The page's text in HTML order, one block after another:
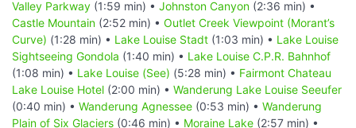
Valley Parkway (1:59 min) • Johnston Canyon (2:36 min) •
Castle Mountain (2:52 min) • Outlet Creek Viewpoint (Morant’s
Curve) (1:28 min) • Lake Louise Stadt (1:03 min) • Lake Louise
Sightseeing Gondola (1:40 min) • Lake Louise C.P.R. Bahnhof
(1:08 min) • Lake Louise (See) (5:28 min) • Fairmont Chateau
Lake Louise Hotel (2:00 min) • Wanderung Lake Louise Seeufer
(0:40 min) • Wanderung Agnessee (0:53 min) • Wanderung
Plain of Six Glaciers (0:46 min) • Moraine Lake (2:57 min) •